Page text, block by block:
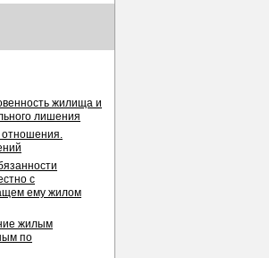
жилища и
лишения
с
ему жилом
жилым
по